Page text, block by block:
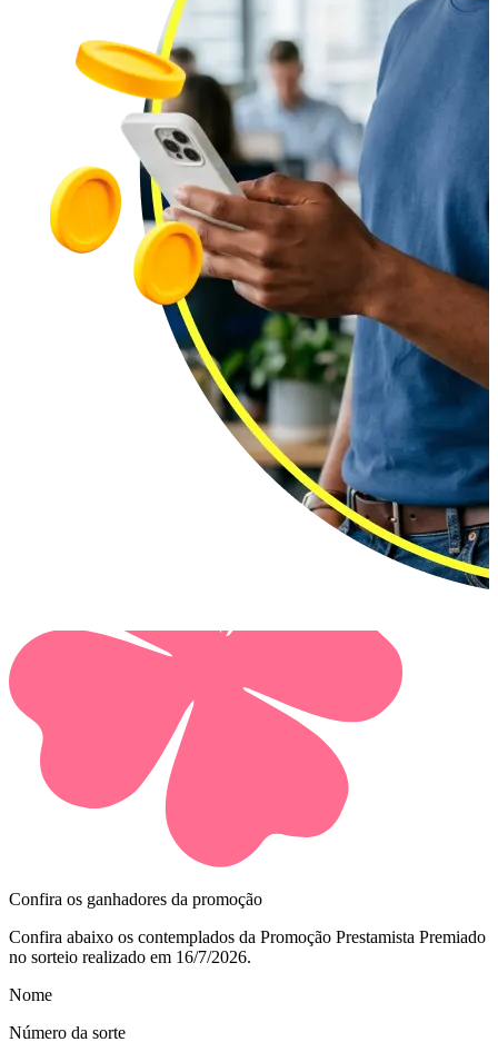
Confira os ganhadores da promoção
Confira abaixo os contemplados da Promoção Prestamista Premiado
no sorteio realizado em 16/7/2026.
Nome
Número da sorte